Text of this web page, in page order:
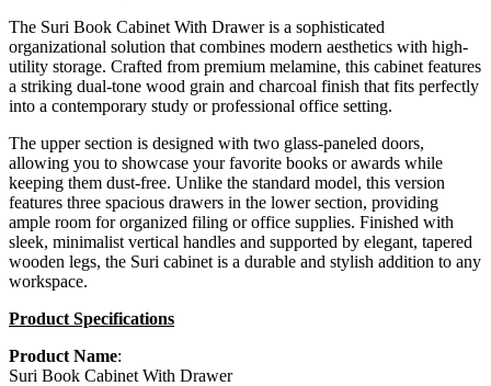
The Suri Book Cabinet With Drawer is a sophisticated
organizational solution that combines modern aesthetics with high-
utility storage. Crafted from premium melamine, this cabinet features
a striking dual-tone wood grain and charcoal finish that fits perfectly
into a contemporary study or professional office setting.
The upper section is designed with two glass-paneled doors,
allowing you to showcase your favorite books or awards while
keeping them dust-free. Unlike the standard model, this version
features three spacious drawers in the lower section, providing
ample room for organized filing or office supplies. Finished with
sleek, minimalist vertical handles and supported by elegant, tapered
wooden legs, the Suri cabinet is a durable and stylish addition to any
workspace.
Product Specifications
Product Name:
Suri Book Cabinet With Drawer